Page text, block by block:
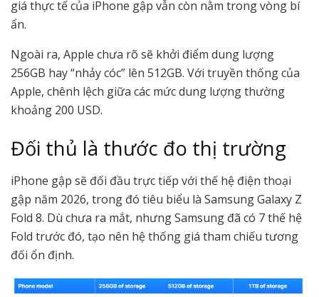
giá thực tế của iPhone gập vẫn còn nằm trong vòng bí
ẩn.
Ngoài ra, Apple chưa rõ sẽ khởi điểm dung lượng
256GB hay “nhảy cóc” lên 512GB. Với truyền thống của
Apple, chênh lệch giữa các mức dung lượng thường
khoảng 200 USD.
Đối thủ là thước đo thị trường
iPhone gập sẽ đối đầu trực tiếp với thế hệ điện thoại
gập năm 2026, trong đó tiêu biểu là Samsung Galaxy Z
Fold 8. Dù chưa ra mắt, nhưng Samsung đã có 7 thế hệ
Fold trước đó, tạo nên hệ thống giá tham chiếu tương
đối ổn định.